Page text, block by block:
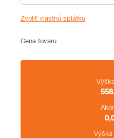
Zvoliť vlastnú splátku
Cena
Cena tovaru
Zhrnutie